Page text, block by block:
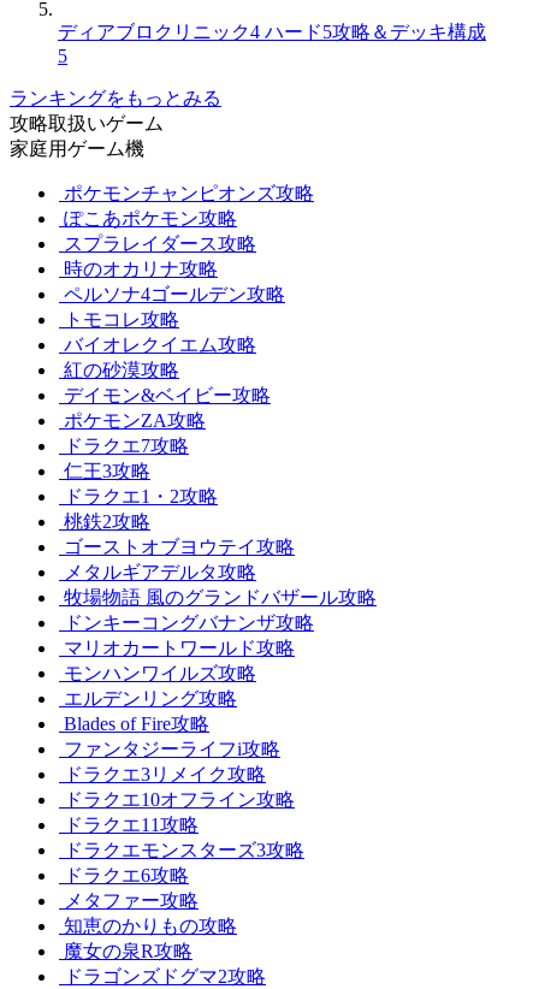
ディアブロクリニック4 ハード5攻略＆デッキ構成
5
ランキングをもっとみる
攻略取扱いゲーム
家庭用ゲーム機
ポケモンチャンピオンズ攻略
ぽこあポケモン攻略
スプラレイダース攻略
時のオカリナ攻略
ペルソナ4ゴールデン攻略
トモコレ攻略
バイオレクイエム攻略
紅の砂漠攻略
デイモン&ベイビー攻略
ポケモンZA攻略
ドラクエ7攻略
仁王3攻略
ドラクエ1・2攻略
桃鉄2攻略
ゴーストオブヨウテイ攻略
メタルギアデルタ攻略
牧場物語 風のグランドバザール攻略
ドンキーコングバナンザ攻略
マリオカートワールド攻略
モンハンワイルズ攻略
エルデンリング攻略
Blades of Fire攻略
ファンタジーライフi攻略
ドラクエ3リメイク攻略
ドラクエ10オフライン攻略
ドラクエ11攻略
ドラクエモンスターズ3攻略
ドラクエ6攻略
メタファー攻略
知恵のかりもの攻略
魔女の泉R攻略
ドラゴンズドグマ2攻略